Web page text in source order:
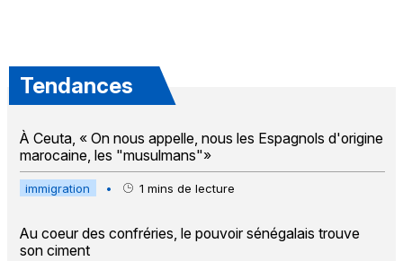
Tendances
À Ceuta, « On nous appelle, nous les Espagnols d'origine
marocaine, les "musulmans"»
immigration • 1 mins de lecture
Au coeur des confréries, le pouvoir sénégalais trouve
son ciment